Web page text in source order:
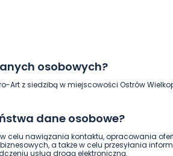
osobowych?
Art z siedzibą w miejscowości Ostrów
dane osobowe?
celu nawiązania kontaktu, opracowania
a także w celu przesyłania
usług drogą elektroniczną.
powinien
wywierać presję na
związane z
już faktury według
natomiast szukać
ale może okazać
potwierdził również
wrocławski